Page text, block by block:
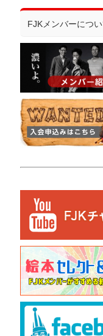
FJKメンバーにつ